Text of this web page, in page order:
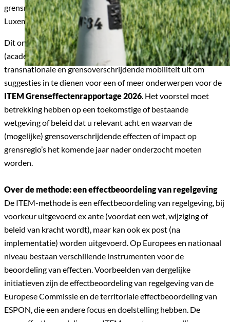
grensregio’s tussen Nederland, België, Duitsland en
Luxemburg.
Dit onderzoek nodigt beleidsmakers, bestuurders,
(academische) deskundigen en practitioners op het gebied van
transnationale en grensoverschrijdende mobiliteit uit om
suggesties in te dienen voor een of meer onderwerpen voor de
ITEM Grenseffectenrapportage 2026. Het voorstel moet
betrekking hebben op een toekomstige of bestaande
wetgeving of beleid dat u relevant acht en waarvan de
(mogelijke) grensoverschrijdende effecten of impact op
grensregio’s het komende jaar nader onderzocht moeten
worden.
Over de methode: een effectbeoordeling van regelgeving
De ITEM-methode is een effectbeoordeling van regelgeving, bij
voorkeur uitgevoerd ex ante (voordat een wet, wijziging of
beleid van kracht wordt), maar kan ook ex post (na
implementatie) worden uitgevoerd. Op Europees en nationaal
niveau bestaan verschillende instrumenten voor de
beoordeling van effecten. Voorbeelden van dergelijke
initiatieven zijn de effectbeoordeling van regelgeving van de
Europese Commissie en de territoriale effectbeoordeling van
ESPON, die een andere focus en doelstelling hebben. De